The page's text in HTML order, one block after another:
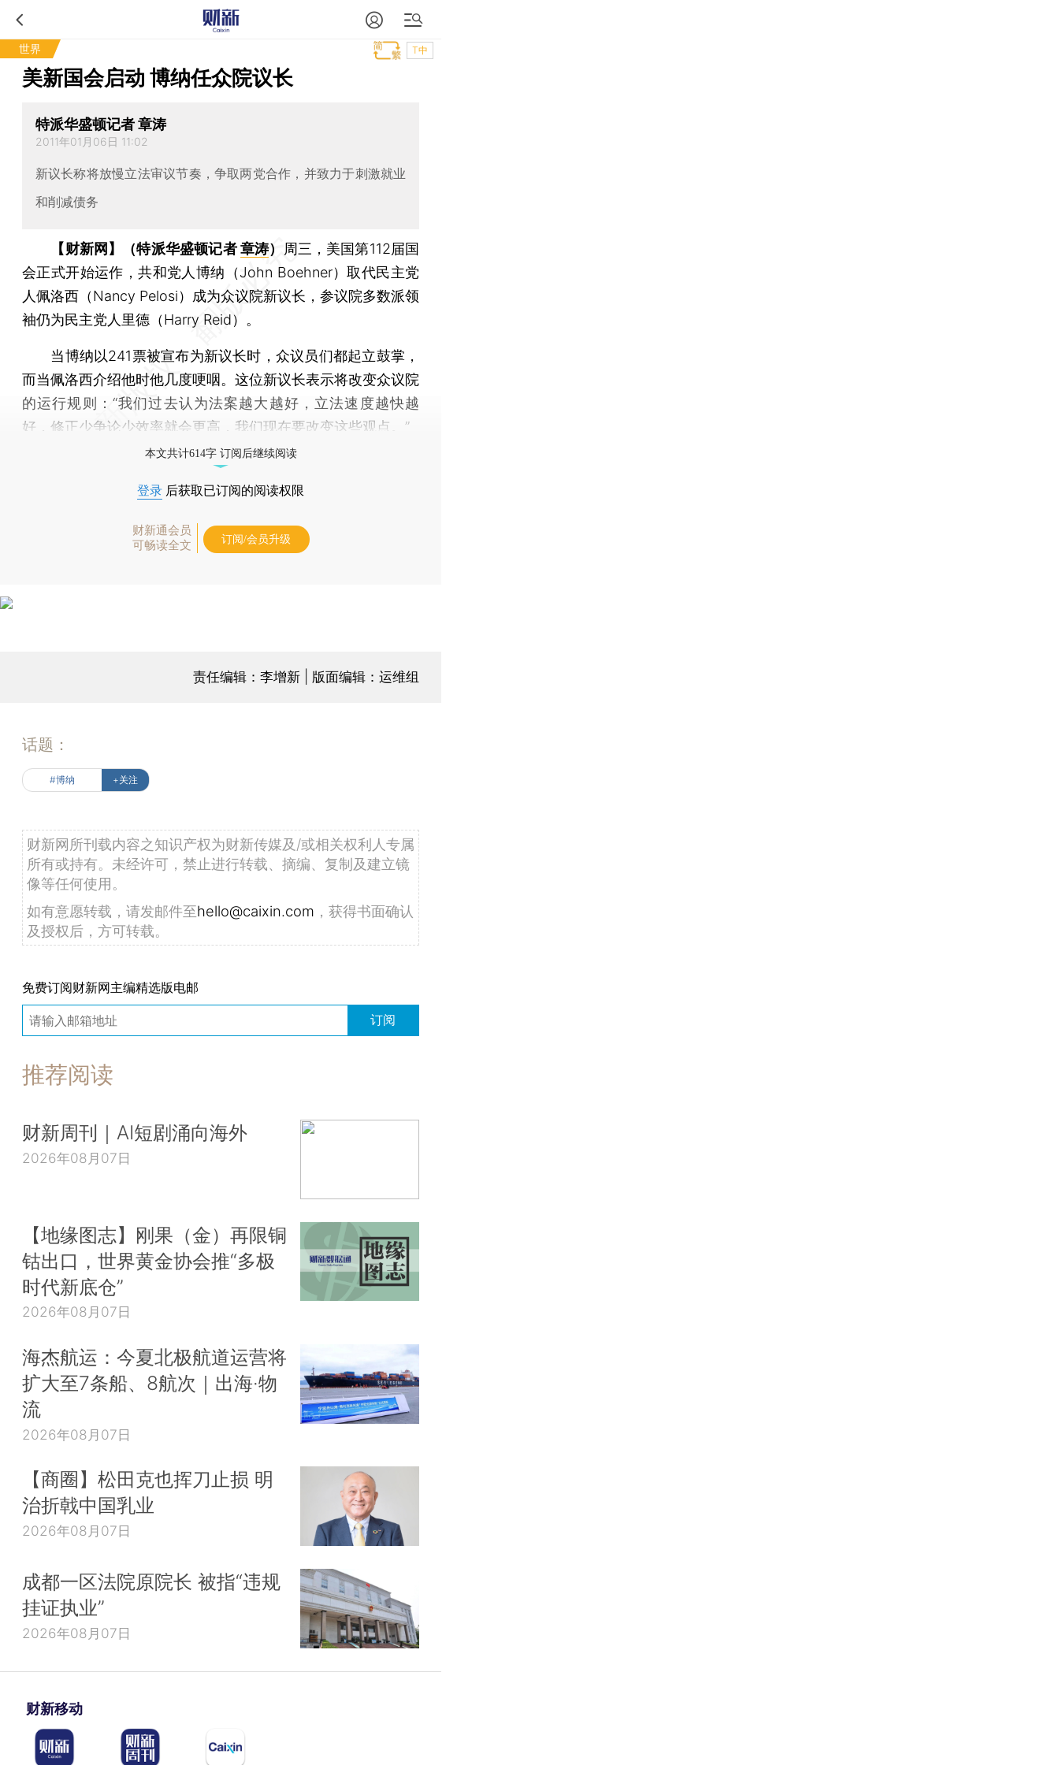
世界 T中
美新国会启动 博纳任众院议长
特派华盛顿记者 章涛
2011年01月06日 11:02
新议长称将放慢立法审议节奏，争取两党合作，并致力于刺激就业
和削减债务
【财新网】（特派华盛顿记者章涛）
周三，美国第112届国
会正式开始运作，共和党人博纳（John Boehner）取代民主党
人佩洛西（Nancy Pelosi）成为众议院新议长，参议院多数派领
袖仍为民主党人里德（Harry Reid）。
当博纳以241票被宣布为新议长时，众议员们都起立鼓掌，
而当佩洛西介绍他时他几度哽咽。这位新议长表示将改变众议院
的运行规则：“我们过去认为法案越大越好，立法速度越快越
好，修正少争论少效率就会更高，我们现在要改变这些观点。”
本文共计614字 订阅后继续阅读
登录 后获取已订阅的阅读权限
财新通会员
可畅读全文
订阅/会员升级
责任编辑：李增新 | 版面编辑：运维组
话题：
#博纳 +关注
财新网所刊载内容之知识产权为财新传媒及/或相关权利人专属
所有或持有。未经许可，禁止进行转载、摘编、复制及建立镜
像等任何使用。
如有意愿转载，请发邮件至hello@caixin.com ，获得书面确认
及授权后，方可转载。
免费订阅财新网主编精选版电邮
订阅
推荐阅读
财新周刊｜AI短剧涌向海外
2026年08月07日
【地缘图志】刚果（金）再限铜
钴出口，世界黄金协会推“多极
时代新底仓”
2026年08月07日
海杰航运：今夏北极航道运营将
扩大至7条船、8航次｜出海·物
流
2026年08月07日
【商圈】松田克也挥刀止损 明
治折戟中国乳业
2026年08月07日
成都一区法院原院长 被指“违规
挂证执业”
2026年08月07日
财新移动